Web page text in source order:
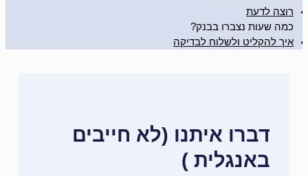
רוצה לדעת
כמה שעות נצברו בבנק?
איך להקליט ולשלוח לבדיקה
דברו איתנו (לא חייבים
באנגלית )